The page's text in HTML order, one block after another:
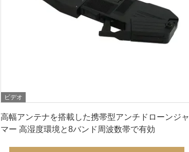
ビデオ
高幅アンテナを搭載した携帯型アンチドローンジャ
マー 高湿度環境と8バンド周波数帯で有効